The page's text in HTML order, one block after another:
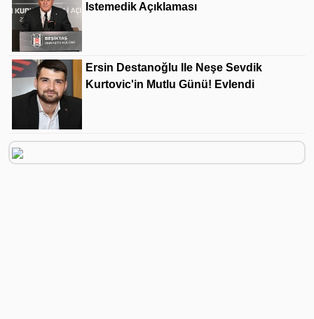
Istemedik Açıklaması
Ersin Destanoğlu Ile Neşe Sevdik
Kurtovic'in Mutlu Günü! Evlendi